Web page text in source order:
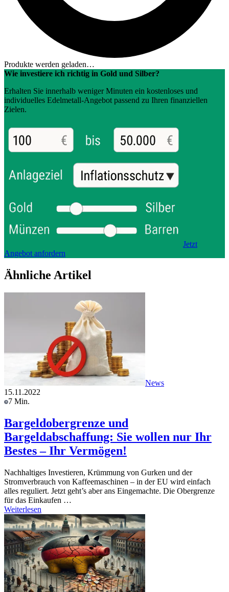
Produkte werden geladen…
Wie investiere ich richtig in Gold und Silber?
Erhalten Sie innerhalb weniger Minuten ein kostenloses und
individuelles Edelmetall-Angebot passend zu Ihren finanziellen
Zielen.
Jetzt
Angebot anfordern
Ähnliche Artikel
News
15.11.2022
7 Min.
Bargeldobergrenze und
Bargeldabschaffung: Sie wollen nur Ihr
Bestes – Ihr Vermögen!
Nachhaltiges Investieren, Krümmung von Gurken und der
Stromverbrauch von Kaffeemaschinen – in der EU wird einfach
alles reguliert. Jetzt geht’s aber ans Eingemachte. Die Obergrenze
für das Einkaufen …
Weiterlesen